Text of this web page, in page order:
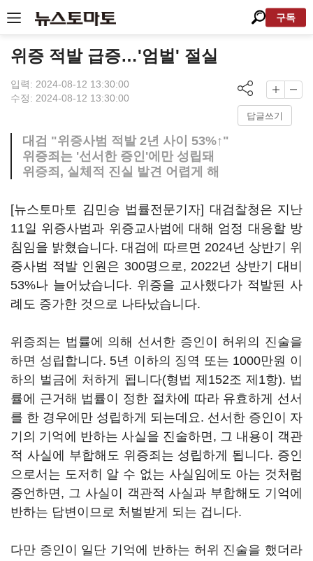
구독
위증 적발 급증…'엄벌' 절실
입력: 2024-08-12 13:30:00
수정: 2024-08-12 13:30:00
답글쓰기
대검 "위증사범 적발 2년 사이 53%↑"
위증죄는 '선서한 증인'에만 성립돼
위증죄, 실체적 진실 발견 어렵게 해
[뉴스토마토 김민승 법률전문기자] 대검찰청은 지난
11일 위증사범과 위증교사범에 대해 엄정 대응할 방
침임을 밝혔습니다. 대검에 따르면 2024년 상반기 위
증사범 적발 인원은 300명으로, 2022년 상반기 대비
53%나 늘어났습니다. 위증을 교사했다가 적발된 사
례도 증가한 것으로 나타났습니다.
위증죄는 법률에 의해 선서한 증인이 허위의 진술을
하면 성립합니다. 5년 이하의 징역 또는 1000만원 이
하의 벌금에 처하게 됩니다(형법 제152조 제1항). 법
률에 근거해 법률이 정한 절차에 따라 유효하게 선서
를 한 경우에만 성립하게 되는데요. 선서한 증인이 자
기의 기억에 반하는 사실을 진술하면, 그 내용이 객관
적 사실에 부합해도 위증죄는 성립하게 됩니다. 증인
으로서는 도저히 알 수 없는 사실임에도 아는 것처럼
증언하면, 그 사실이 객관적 사실과 부합해도 기억에
반하는 답변이므로 처벌받게 되는 겁니다.
다만 증인이 일단 기억에 반하는 허위 진술을 했더라